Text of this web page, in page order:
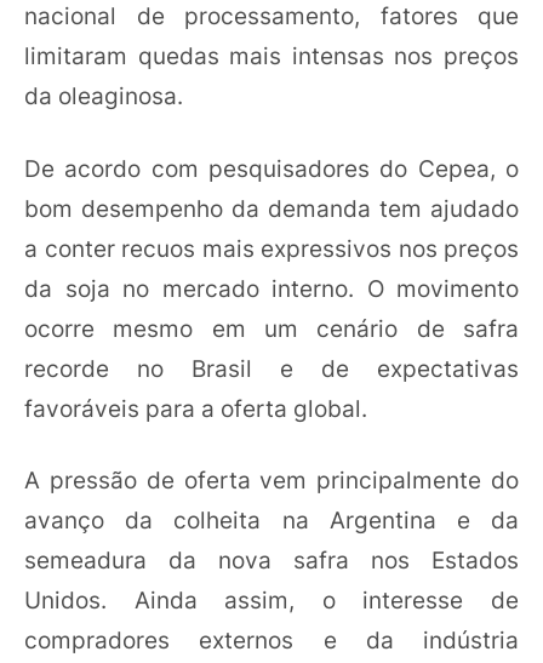
nacional de processamento, fatores que
limitaram quedas mais intensas nos preços
da oleaginosa.
De acordo com pesquisadores do Cepea, o
bom desempenho da demanda tem ajudado
a conter recuos mais expressivos nos preços
da soja no mercado interno. O movimento
ocorre mesmo em um cenário de safra
recorde no Brasil e de expectativas
favoráveis para a oferta global.
A pressão de oferta vem principalmente do
avanço da colheita na Argentina e da
semeadura da nova safra nos Estados
Unidos. Ainda assim, o interesse de
compradores externos e da indústria